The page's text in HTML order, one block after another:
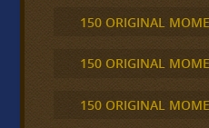
150 ORIGINAL
150 ORIGINAL
150 ORIGINAL